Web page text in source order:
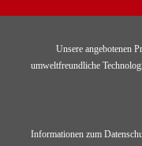
Unsere angebotenen
umweltfreundliche
Informationen zum